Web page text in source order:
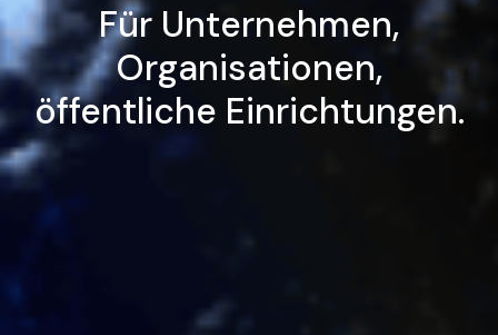
Für Unternehmen,
Organisationen,
öffentliche Einrichtungen.